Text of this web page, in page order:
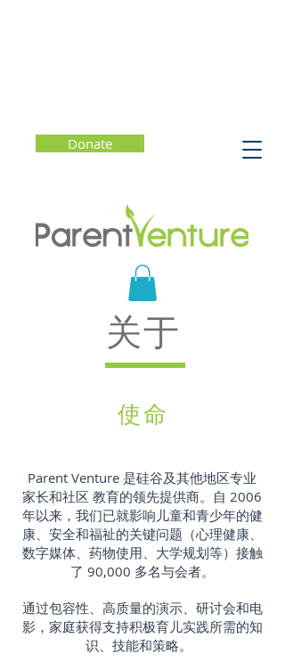
Donate
关于
使命
Parent Venture 是硅谷及其他地区专业
家长和社区 教育的领先提供商。自 2006
年以来，我们已就影响儿童和青少年的健
康、安全和福祉的关键问题（心理健康、
数字媒体、药物使用、大学规划等）接触
了 90,000 多名与会者。
通过包容性、高质量的演示、研讨会和电
影，家庭获得支持积极育儿实践所需的知
识、技能和策略。